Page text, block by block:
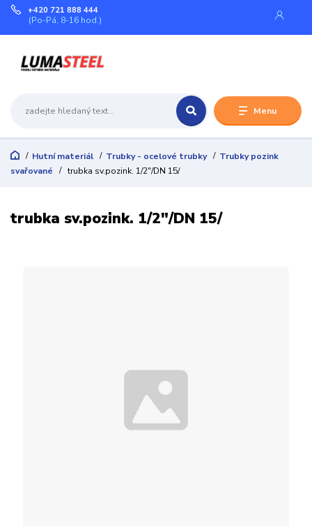
Menu
+420 721 888 444
(Po-Pá, 8-16 hod.)
Hutní materiál Trubky - ocelové trubky
Trubky pozink
svařované
trubka sv.pozink. 1/2"/DN 15/
trubka sv.pozink. 1/2"/DN 15/